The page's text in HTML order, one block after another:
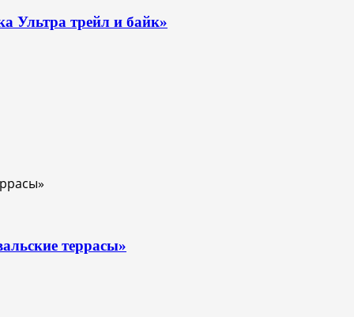
Ультра трейл и байк»
террасы»